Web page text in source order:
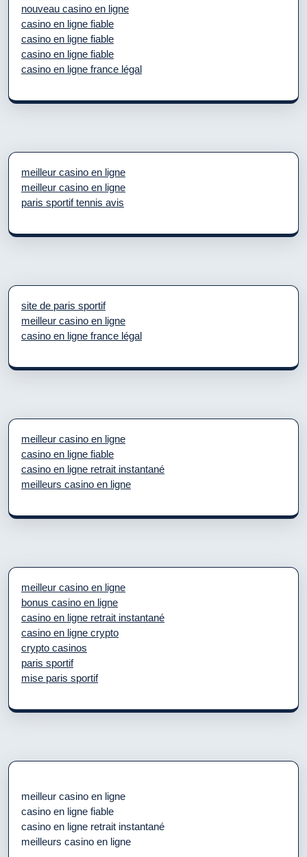
nouveau casino en ligne
casino en ligne fiable
casino en ligne fiable
casino en ligne fiable
casino en ligne france légal
meilleur casino en ligne
meilleur casino en ligne
paris sportif tennis avis
site de paris sportif
meilleur casino en ligne
casino en ligne france légal
meilleur casino en ligne
casino en ligne fiable
casino en ligne retrait instantané
meilleurs casino en ligne
meilleur casino en ligne
bonus casino en ligne
casino en ligne retrait instantané
casino en ligne crypto
crypto casinos
paris sportif
mise paris sportif
meilleur casino en ligne
casino en ligne fiable
casino en ligne retrait instantané
meilleurs casino en ligne